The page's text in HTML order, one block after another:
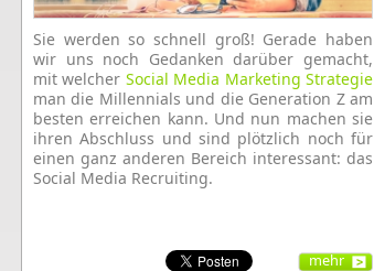
Sie werden so schnell groß! Gerade haben
wir uns noch Gedanken darüber gemacht,
mit welcher Social Media Marketing Strategie
man die Millennials und die Generation Z am
besten erreichen kann. Und nun machen sie
ihren Abschluss und sind plötzlich noch für
einen ganz anderen Bereich interessant: das
Social Media Recruiting.
mehr